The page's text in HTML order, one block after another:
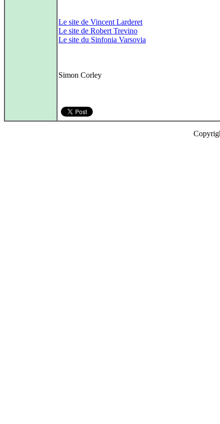
Le site de Vincent Larderet
Le site de Robert Trevino
Le site du Sinfonia Varsovia
Simon Corley